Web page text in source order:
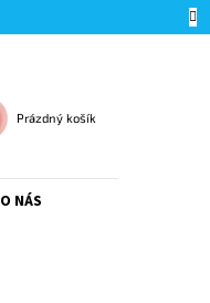
Prázdný košík
O NÁS